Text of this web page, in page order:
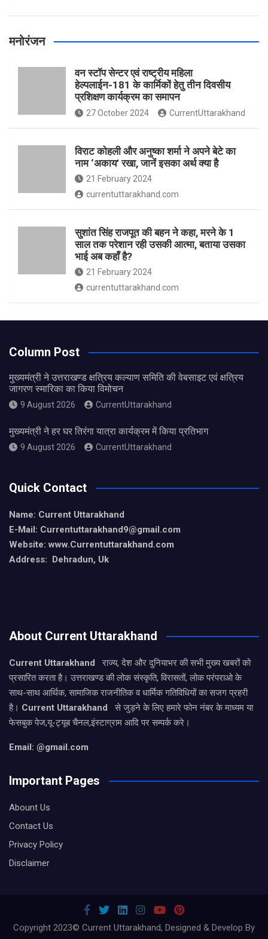
मनोरंजन
वन स्टॉप सेन्टर एवं राष्ट्रीय महिला
हेल्पलाईन-181 के कार्मिकों हेतु तीन दिवसीय
प्रशिक्षण कार्यक्रम का समापन
27 October 2024 CurrentUttarakhand
विराट कोहली और अनुष्का शर्मा ने अपने बेटे का
नाम ‘अकाय’ रखा, जानें इसका अर्थ क्‍या है
21 February 2024
currentuttarakhand.com
सुशांत सिंह राजपूत की बहन ने कहा, मरने के 1
साल तक परेशान रही उसकी आत्मा, बताया उसका
भाई अब कहाँ है?
21 February 2024
currentuttarakhand.com
Column Post
मुख्यमंत्री ने उत्तराखण्ड क्षत्रिय कल्याण समिति की वेबसाइट एवं क्षत्रिय
जागरण स्मारिका का किया विमोचन
9 August 2026 CurrentUttarakhand
मुख्यमंत्री ने हर घर तिरंगा यात्रा कार्यक्रम में किया प्रतिभाग
9 August 2026 CurrentUttarakhand
Quick Contact
Name: Current Uttarakhand
E-Mail: Currentuttarakhand9@gmail.com
Website: www.Currentuttarakhand.com
Address: Dehradun, Uk
About Current Uttarakhand
Current Uttarakhand
राज्य, देश और दुनियाभर की सभी मुख्य खबरों को
प्रसारित करता है। उत्तराखण्ड की लोक संस्कृति, विरासतों, लोक परंपराओ के
साथ-साथ आर्थिक, सामाजिक राजनीतिक व धार्मिक गतिविधियों का सजग प्रहरी
है। Current Uttarakhand
से जुड़ने के लिए हमारे फोन नंबर के माध्यम या
फेसबुक पेज,यू-ट्यूब चैनल,इंस्टाग्राम आदि पर सम्पर्क करे।
Email: @gmail.com
Important Pages
Abount Us
Contact Us
Privacy Policy
Disclaimer
Copyright 2023© Current Uttarakhand, Designed & Develop By